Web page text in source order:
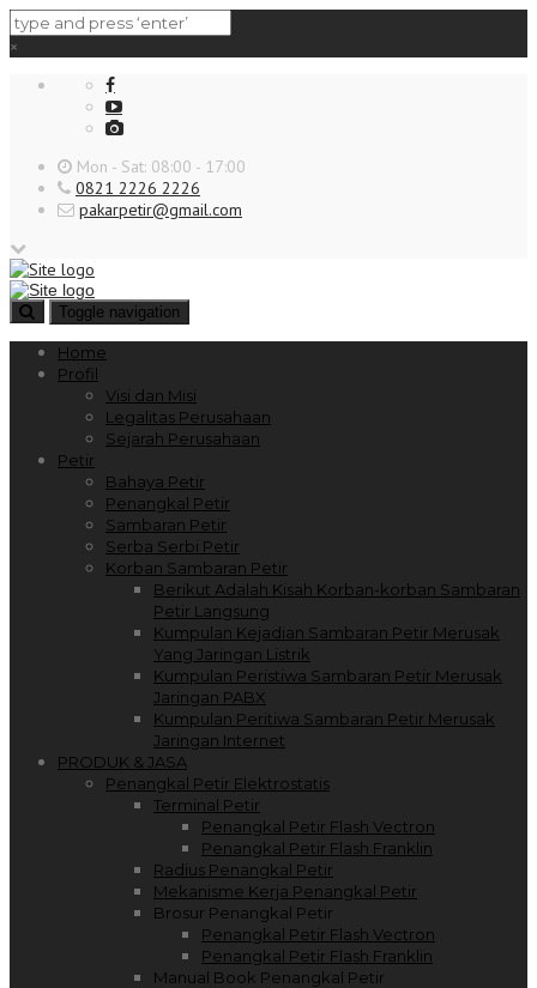
×
Mon - Sat: 08:00 - 17:00
0821 2226 2226
pakarpetir@gmail.com
Toggle navigation
Home
Profil
Visi dan Misi
Legalitas Perusahaan
Sejarah Perusahaan
Petir
Bahaya Petir
Penangkal Petir
Sambaran Petir
Serba Serbi Petir
Korban Sambaran Petir
Berikut Adalah Kisah Korban-korban Sambaran
Petir Langsung
Kumpulan Kejadian Sambaran Petir Merusak
Yang Jaringan Listrik
Kumpulan Peristiwa Sambaran Petir Merusak
Jaringan PABX
Kumpulan Peritiwa Sambaran Petir Merusak
Jaringan Internet
PRODUK & JASA
Penangkal Petir Elektrostatis
Terminal Petir
Penangkal Petir Flash Vectron
Penangkal Petir Flash Franklin
Radius Penangkal Petir
Mekanisme Kerja Penangkal Petir
Brosur Penangkal Petir
Penangkal Petir Flash Vectron
Penangkal Petir Flash Franklin
Manual Book Penangkal Petir